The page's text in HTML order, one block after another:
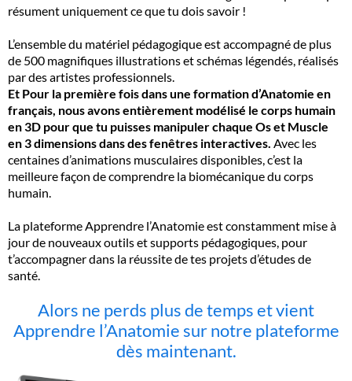
résument uniquement ce que tu dois savoir !
L’ensemble du matériel pédagogique est accompagné de plus
de 500 magnifiques illustrations et schémas légendés, réalisés
par des artistes professionnels.
Et Pour la première fois dans une formation d’Anatomie en
français, nous avons entièrement modélisé le corps humain
en 3D pour que tu puisses manipuler chaque Os et Muscle
en 3 dimensions dans des fenêtres interactives. Avec les
centaines d’animations musculaires disponibles, c’est la
meilleure façon de comprendre la biomécanique du corps
humain.
La plateforme Apprendre l’Anatomie est constamment mise à
jour de nouveaux outils et supports pédagogiques, pour
t’accompagner dans la réussite de tes projets d’études de
santé.
Alors ne perds plus de temps et vient
Apprendre l’Anatomie sur notre plateforme
dès maintenant.